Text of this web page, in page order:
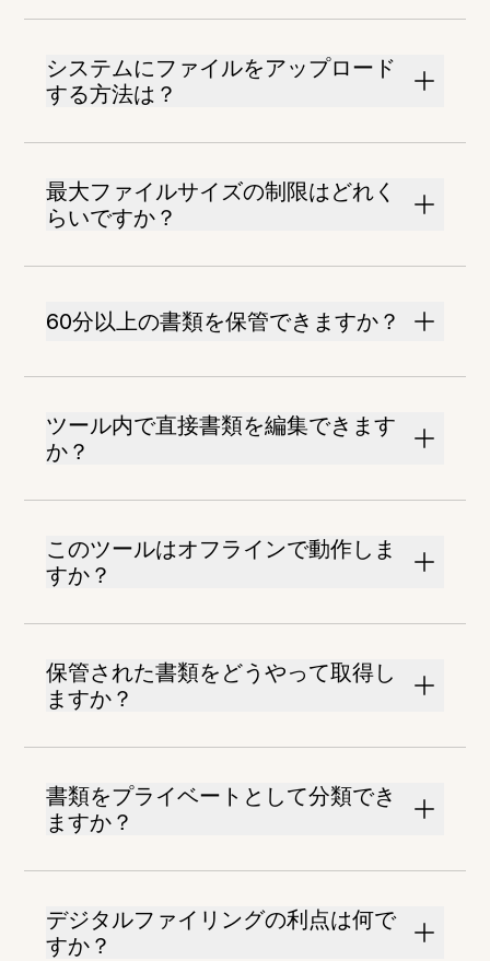
システムにファイルをアップロード
する方法は？
最大ファイルサイズの制限はどれく
らいですか？
60分以上の書類を保管できますか？
ツール内で直接書類を編集できます
か？
このツールはオフラインで動作しま
すか？
保管された書類をどうやって取得し
ますか？
書類をプライベートとして分類でき
ますか？
デジタルファイリングの利点は何で
すか？